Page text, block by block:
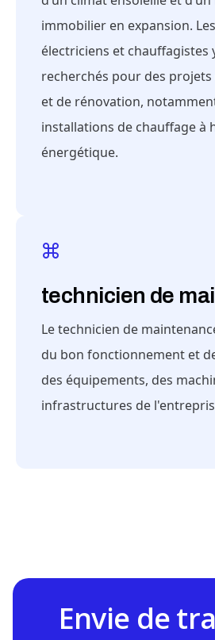
immobilier en expansion.
électriciens et chauffagistes
recherchés pour des
et de rénovation,
installations de chauffage à
énergétique.
technicien de
Le technicien de
du bon fonctionnement et
des équipements, des
infrastructures de
Envie de